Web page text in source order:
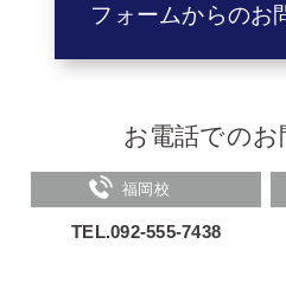
フォームからのお
お電話での
福岡校
TEL.092-555-7438